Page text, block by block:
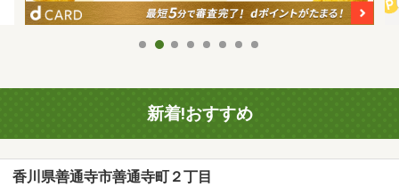
新着!おすすめ
香川県善通寺市善通寺町２丁目